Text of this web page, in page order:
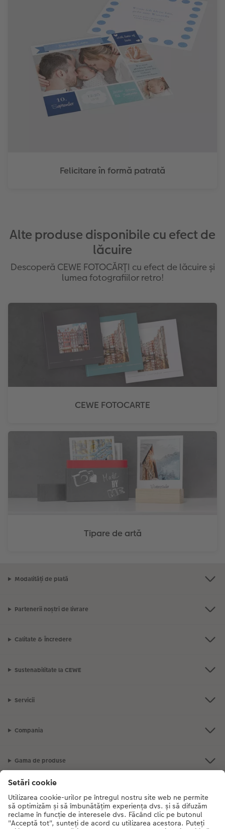
Felicitare în formă patrată
Alte produse disponibile cu efect de
lăcuire
Descoperă CEWE FOTOCĂRȚI cu efect de lăcuire și
lumea fotografiilor retro!
CEWE FOTOCARTE
Tipare de artă
Modalități de plată
Partenerii noștri de livrare
Calitate & Încredere
Sustenabilitate la CEWE
Servicii
Compania
Gama de produse